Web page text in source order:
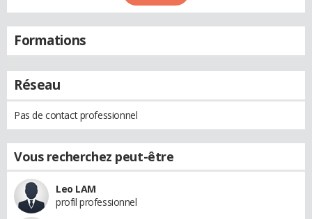
Formations
Réseau
Pas de contact professionnel
Vous recherchez peut-être
Leo LAM
profil professionnel